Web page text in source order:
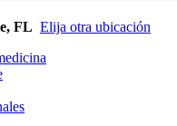
FL Elija otra ubicación